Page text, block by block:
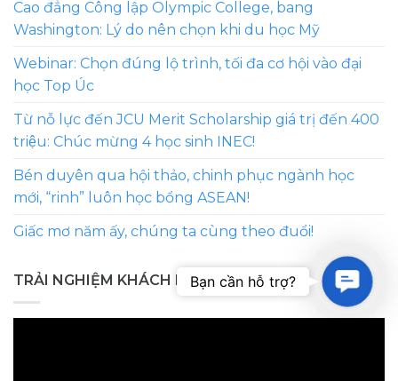
Cao đẳng Công lập Olympic College, bang
Washington: Lý do nên chọn khi du học Mỹ
Webinar: Chọn đúng lộ trình, tối đa cơ hội vào đại
học Top Úc
Từ nỗ lực đến JCU Merit Scholarship giá trị đến 400
triệu: Chúc mừng 4 học sinh INEC!
Bén duyên qua hội thảo, chinh phục ngành học
mới, “rinh” luôn học bổng ASEAN!
Giấc mơ năm ấy, chúng ta cùng theo đuổi!
TRẢI NGHIỆM KHÁCH HÀNGBạn cần hỗ trợ?